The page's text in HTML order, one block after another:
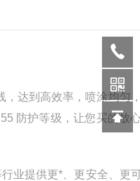
达到高效率，喷涂均匀
防护等级，让您买的放
业提供更*、更安全、更